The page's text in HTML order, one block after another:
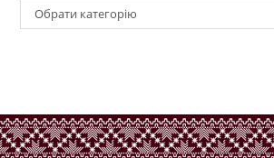
Обрати категорію